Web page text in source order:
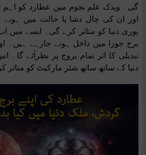
گی۔ ویدک علم نجوم میں عطارد کو اہم
اور ان کی چال دشا یا حالت میں ہونے
برج جوزا میں داخل ہونے جارہے ہیں۔
تبدیلی کا اثر تمام بروج پر نظرآئے
دنیا کے ساتھ ساتھ شئر مارکیٹ کو متاثر